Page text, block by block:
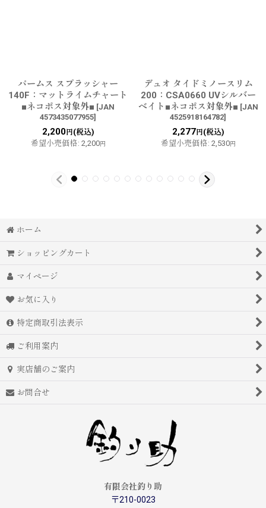
パームス スプラッシャー
140F：マットライムチャート
■ネコポス対象外■ [JAN
4573435077955]
2,200円(税込)
希望小売価格: 2,200円
デュオ タイドミノースリム
200：CSA0660 UVシルバー
ベイト■ネコポス対象外■ [JAN
4525918164782]
2,277円(税込)
希望小売価格: 2,530円
ホーム
ショッピングカート
マイページ
お気に入り
特定商取引法表示
ご利用案内
実店舗のご案内
お問合せ
有限会社釣り助
〒210-0023